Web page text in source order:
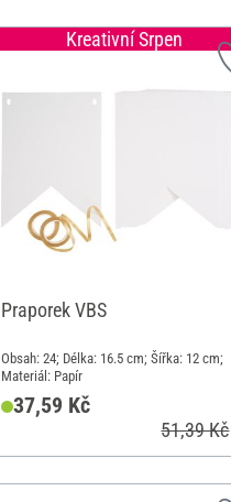
Kreativní Srpen
Praporek VBS
Obsah: 24; Délka: 16.5 cm; Šířka: 12 cm;
Materiál: Papír
37,59 Kč
51,39 Kč